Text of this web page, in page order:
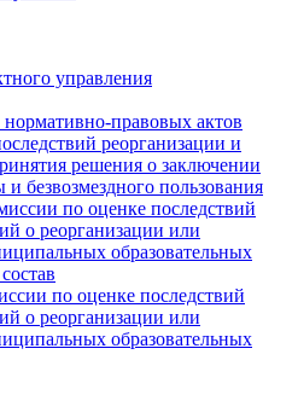
управления
правовых актов
реорганизации и
решения о заключении
безвозмездного пользования
по оценке последствий
о реорганизации или
образовательных
по оценке последствий
о реорганизации или
образовательных